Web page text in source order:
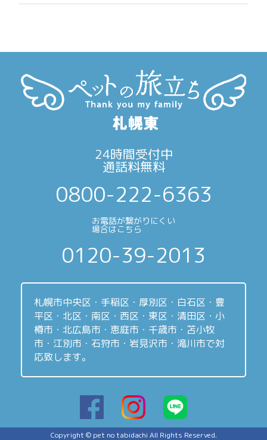
24時間受付中
通話料無料
0800-222-6363
お電話が繋がりにくい
場合はこちら
0120-39-2013
札幌市中央区・手稲区・厚別区・白石区・豊
平区・北区・南区・西区・東区・清田区・小
樽市・北広島市・恵庭市・千歳市・苫小牧
市・江別市・石狩市・岩見沢市・滝川市で対
応致します。
Copyright © pet no tabidachi All Rights Reserved.